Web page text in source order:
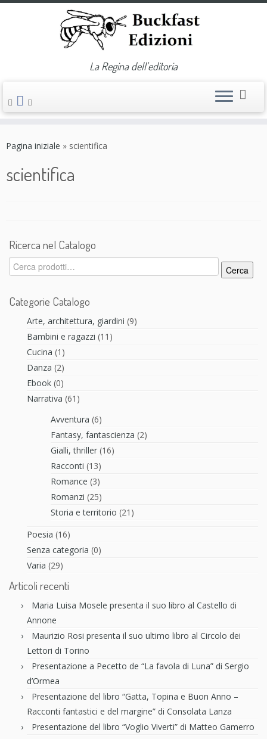
La Regina dell'editoria
Pagina iniziale » scientifica
scientifica
Ricerca nel Catalogo
Cerca:
Cerca
Categorie Catalogo
Arte, architettura, giardini (9)
Bambini e ragazzi (11)
Cucina (1)
Danza (2)
Ebook (0)
Narrativa (61)
Avventura (6)
Fantasy, fantascienza (2)
Gialli, thriller (16)
Racconti (13)
Romance (3)
Romanzi (25)
Storia e territorio (21)
Poesia (16)
Senza categoria (0)
Varia (29)
Articoli recenti
Maria Luisa Mosele presenta il suo libro al Castello di
Annone
Maurizio Rosi presenta il suo ultimo libro al Circolo dei
Lettori di Torino
Presentazione a Pecetto de “La favola di Luna” di Sergio
d’Ormea
Presentazione del libro “Gatta, Topina e Buon Anno –
Racconti fantastici e del margine” di Consolata Lanza
Presentazione del libro “Voglio Viverti” di Matteo Gamerro